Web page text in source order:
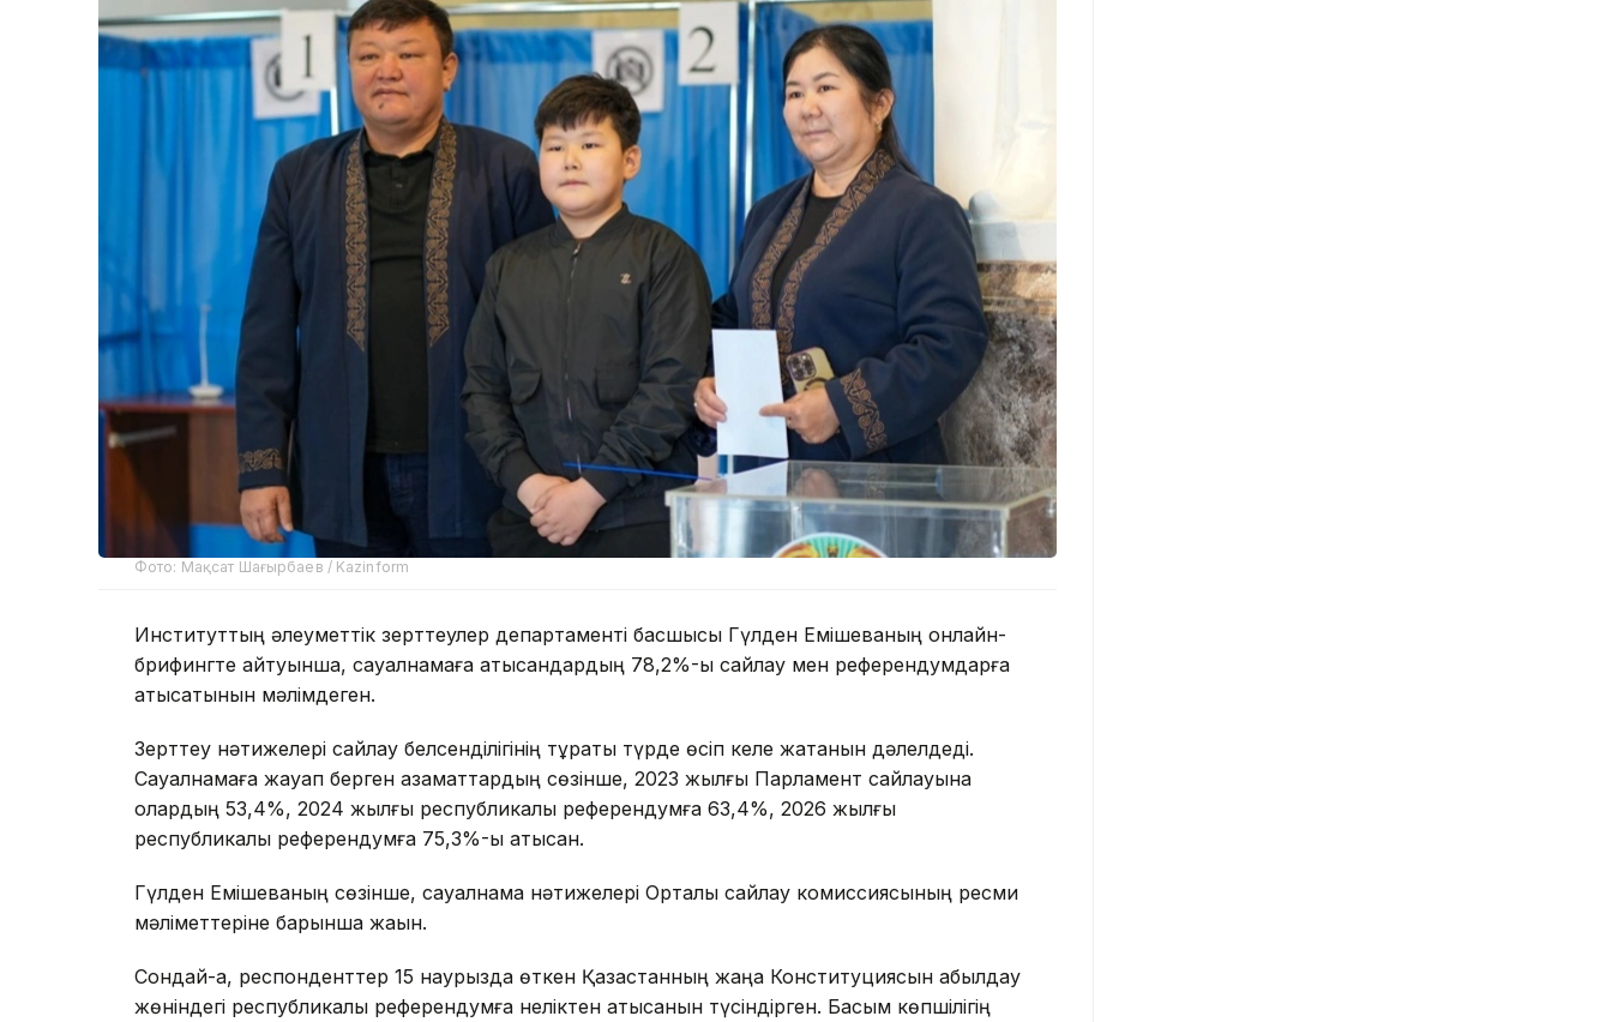
Фото: Мақсат Шағырбаев / Kazinform
Институттың әлеуметтік зерттеулер департаменті басшысы Гүлден Емішеваның онлайн-
брифингте айтуынша, сауалнамаға қатысқандардың 78,2%-ы сайлау мен референдумдарға
қатысатынын мәлімдеген.
Зерттеу нәтижелері сайлау белсенділігінің тұрақты түрде өсіп келе жатқанын дәлелдеді.
Сауалнамаға жауап берген азаматтардың сөзінше, 2023 жылғы Парламент сайлауына
олардың 53,4%, 2024 жылғы республикалық референдумға 63,4%, 2026 жылғы
республикалық референдумға 75,3%-ы қатысқан.
Гүлден Емішеваның сөзінше, сауалнама нәтижелері Орталық сайлау комиссиясының ресми
мәліметтеріне барынша жақын.
Сондай-ақ, респонденттер 15 наурызда өткен Қазақстанның жаңа Конституциясын қабылдау
жөніндегі республикалық референдумға неліктен қатысқанын түсіндірген. Басым көпшілігің